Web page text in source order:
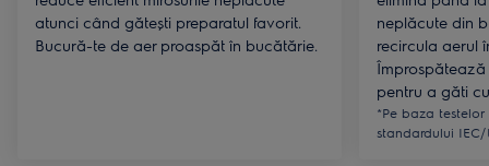
atunci când gătești preparatul favorit.
Bucură-te de aer proaspăt în bucătărie.
neplăcute din
recircula aerul
pentru a găti
*Pe baza
standardului IEC/